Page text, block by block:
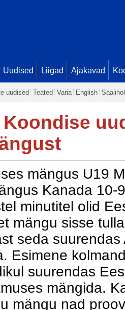
Uudised Liigad Ajakavad
uudised Teated Varia English
Koondise
mängus U19
Kanada 10-
minutitel olid
mängu sisse
seda
Esimene
suurendas
mängida.
mängu nad